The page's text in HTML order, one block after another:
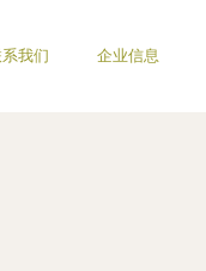
我们 企业信息